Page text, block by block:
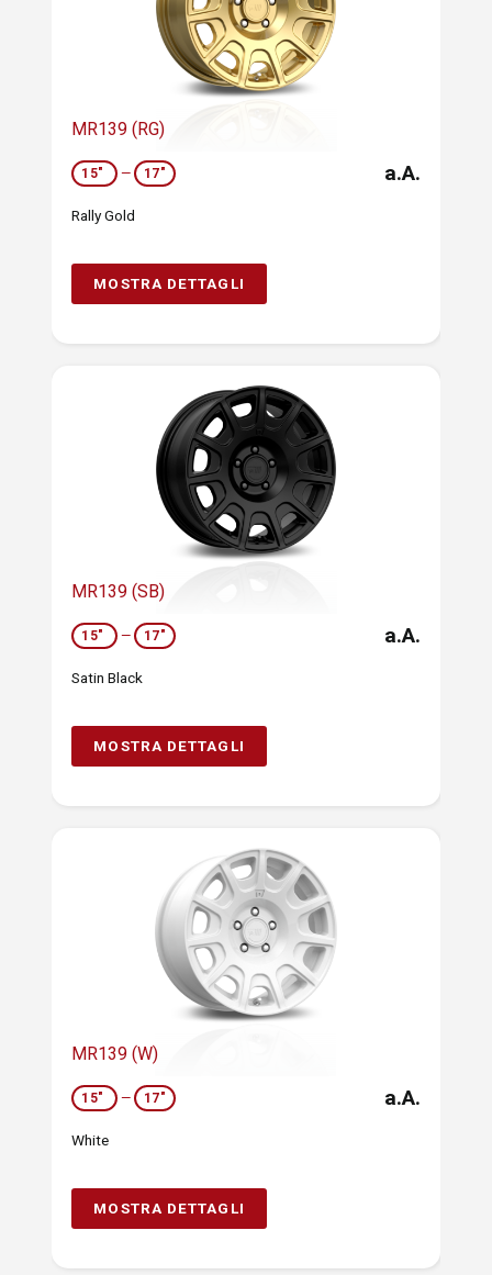
MR139 (RG)
15" — 17" a.A.
Rally Gold
MOSTRA DETTAGLI
MR139 (SB)
15" — 17" a.A.
Satin Black
MOSTRA DETTAGLI
MR139 (W)
15" — 17" a.A.
White
MOSTRA DETTAGLI